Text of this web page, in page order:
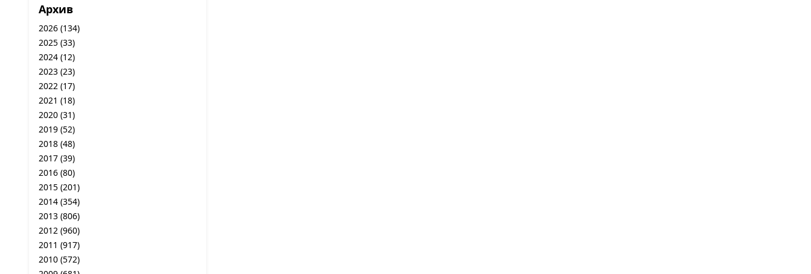
Архив
2026 (134)
2025 (33)
2024 (12)
2023 (23)
2022 (17)
2021 (18)
2020 (31)
2019 (52)
2018 (48)
2017 (39)
2016 (80)
2015 (201)
2014 (354)
2013 (806)
2012 (960)
2011 (917)
2010 (572)